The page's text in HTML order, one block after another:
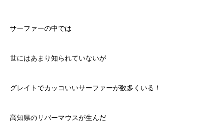
サーファーの中では
世にはあまり知られていないが
グレイトでカッコいいサーファーが数多くいる！
高知県のリバーマウスが生んだ